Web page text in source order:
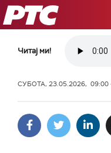
РТС
Читај ми!
СУБОТА, 23.05.2026, 09:00